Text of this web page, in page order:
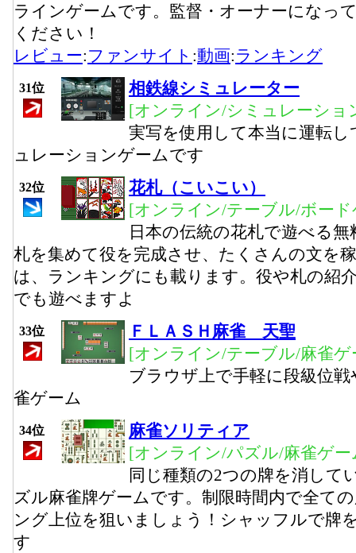
ラインゲームです。監督・オーナーになっ
ください！
レビュー:ファンサイト :動画:ランキング
31位
相鉄線シミュレーター
[オンライン/シミュレーショ
実写を使用して本当に運転
ュレーションゲームです
32位
花札（こいこい）
[オンライン/テーブル/ボー
日本の伝統の花札で遊べる
札を集めて役を完成させ、たくさんの文を
は、ランキングにも載ります。役や札の紹
でも遊べますよ
33位
ＦＬＡＳＨ麻雀 天聖
[オンライン/テーブル/麻雀ゲ
ブラウザ上で手軽に段級位
雀ゲーム
34位
麻雀ソリティア
[オンライン/パズル/麻雀ゲー
同じ種類の2つの牌を消して
ズル麻雀牌ゲームです。制限時間内で全て
ング上位を狙いましょう！シャッフルで牌
す